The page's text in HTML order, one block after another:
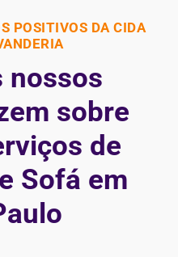
POSITIVOS DA CIDA
nossos
sobre
de
Sofá em